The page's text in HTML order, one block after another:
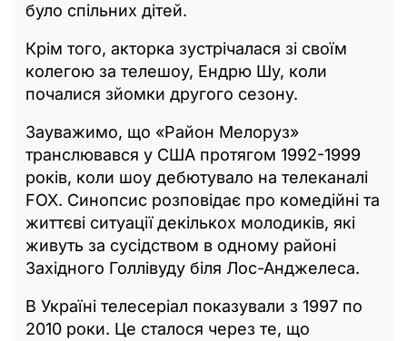
було спільних дітей.
Крім того, акторка зустрічалася зі своїм
колегою за телешоу, Ендрю Шу, коли
почалися зйомки другого сезону.
Зауважимо, що «Район Мелоруз»
транслювався у США протягом 1992-1999
років, коли шоу дебютувало на телеканалі
FOX. Синопсис розповідає про комедійні та
життєві ситуації декількох молодиків, які
живуть за сусідством в одному районі
Західного Голлівуду біля Лос-Анджелеса.
В Україні телесеріал показували з 1997 по
2010 роки. Це сталося через те, що